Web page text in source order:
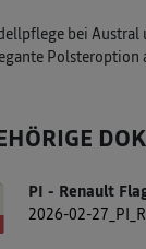
bei Austral
Polsteroption
PI - Renault
2026-02-